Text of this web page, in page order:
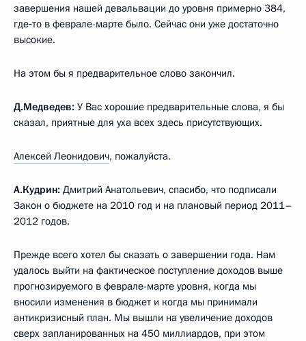
завершения нашей девальвации до уровня примерно 384,
где‑то в феврале-марте было. Сейчас они уже достаточно
высокие.
На этом бы я предварительное слово закончил.
Д.Медведев: У Вас хорошие предварительные слова, я бы
сказал, приятные для уха всех здесь присутствующих.
Алексей Леонидович, пожалуйста.
А.Кудрин: Дмитрий Анатольевич, спасибо, что подписали
Закон о бюджете на 2010 год и на плановый период 2011–
2012 годов.
Прежде всего хотел бы сказать о завершении года. Нам
удалось выйти на фактическое поступление доходов выше
прогнозируемого в феврале-марте уровня, когда мы
вносили изменения в бюджет и когда мы принимали
антикризисный план. Мы вышли на увеличение доходов
сверх запланированных на 450 миллиардов, при этом